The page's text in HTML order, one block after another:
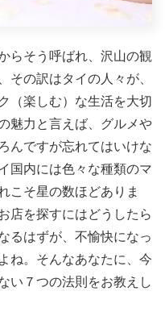
らそう呼ばれ、沢山の観
その訳はタイの人々が、
（楽しむ）な生活を大切
魅力と言えば、グルメや
んですが忘れてはいけな
国内には色々な種類のマ
こそ星の数ほどありま
店を探すにはどうしたら
るはずが、不愉快になっ
ね。そんなあなたに、今
い７つの法則をお教えし